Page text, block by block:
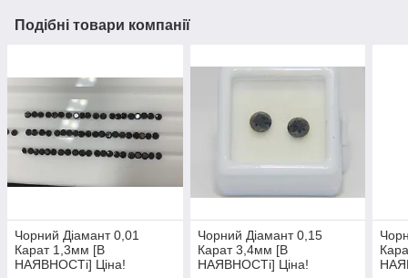
Подібні товари компанії
Чорний Діамант 0,01
Карат 1,3мм [В
НАЯВНОСТі] Ціна!
Чорний Діамант 0,15
Карат 3,4мм [В
НАЯВНОСТі] Ціна!